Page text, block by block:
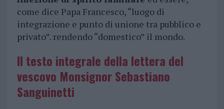
come dice Papa Francesco, “luogo di
integrazione e punto di unione tra pubblico e
privato”. rendendo “domestico” il mondo.
Il testo integrale della lettera del
vescovo Monsignor Sebastiano
Sanguinetti